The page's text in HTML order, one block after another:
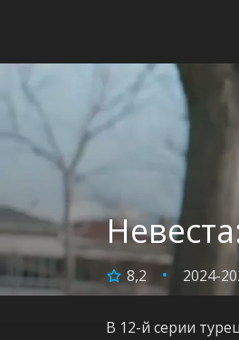
8,2 2024-
В 12-й серии